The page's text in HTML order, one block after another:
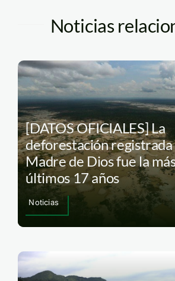
Noticias
[DATOS OFICIALES] La
deforestación
Madre de Dios fue la
últimos 17 años
Noticias